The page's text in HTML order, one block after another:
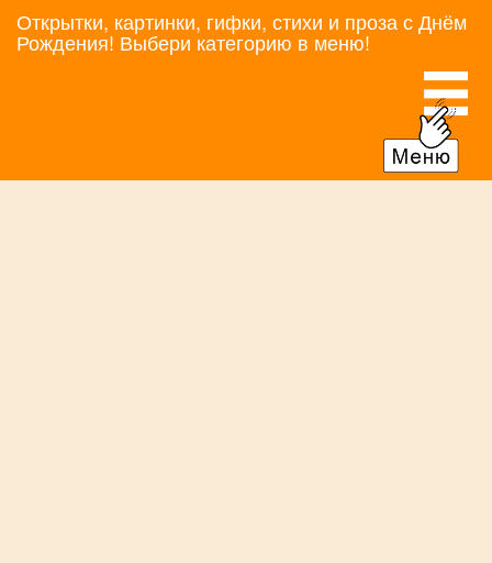
Открытки, картинки, гифки, стихи и проза с Днём
Рождения! Выбери категорию в меню!